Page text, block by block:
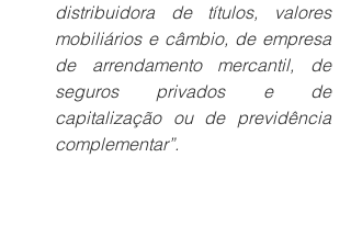
distribuidora de títulos, valores
mobiliários e câmbio, de empresa
de arrendamento mercantil, de
seguros privados e de
capitalização ou de previdência
complementar”.